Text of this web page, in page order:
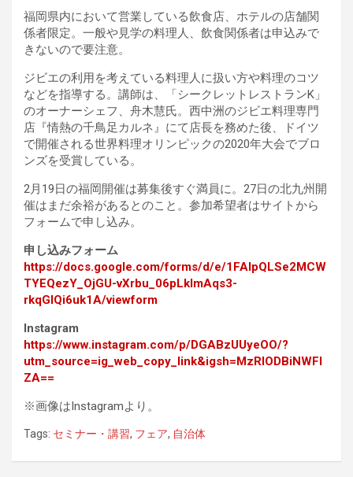
福岡県内において営業している飲食店、ホテルの店舗関
係者限定。一般や見学の料理人、飲食関係者は申込みで
きないので要注意。
ジビエの利用を考えている料理人に扱い方や料理のコツ
などを指導する。講師は、「シークレットレストランK」
のオーナーシェフ、舟木慧氏。西中洲のジビエ料理専門
店『情熱の千鳥足カルネ』にて店長を務めた後、ドイツ
で開催される世界料理オリンピックの2020年大会でブロ
ンズを受賞している。
2月19日の福岡開催は募集後すぐ満員に。27日の北九州開
催はまだ余裕があるとのこと。参加希望者はサイトから
フォームで申し込み。
申し込みフォーム
https://docs.google.com/forms/d/e/1FAIpQLSe2MCW
TYEQezY_OjGU-vXrbu_06pLklmAqs3-
rkqGIQi6uk1A/viewform
Instagram
https://www.instagram.com/p/DGABzUUyeOO/?
utm_source=ig_web_copy_link&igsh=MzRlODBiNWFl
ZA==
※画像はInstagramより。
Tags: セミナー・講習, フェア, 自治体